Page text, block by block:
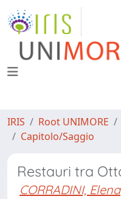
IRIS Root UNIMORE
Capitolo/Saggio
Restauri tra
CORRADINI, Elena